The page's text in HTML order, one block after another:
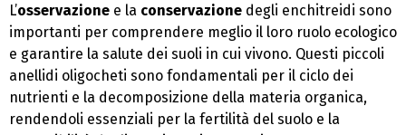
L’osservazione e la conservazione degli enchitreidi sono
importanti per comprendere meglio il loro ruolo ecologico
e garantire la salute dei suoli in cui vivono. Questi piccoli
anellidi oligocheti sono fondamentali per il ciclo dei
nutrienti e la decomposizione della materia organica,
rendendoli essenziali per la fertilità del suolo e la